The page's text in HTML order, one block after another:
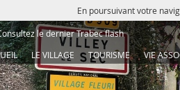
En poursuivant votre
le dernierTrabec flash
LE VILLAGE TOURISME VIE